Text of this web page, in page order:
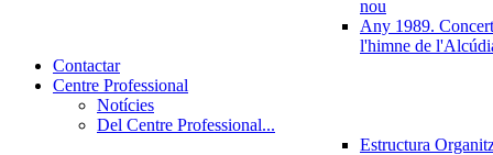
nou
Any 1989.
l'himne de
Contactar
Centre Professional
Notícies
Del Centre Professional...
Estructura